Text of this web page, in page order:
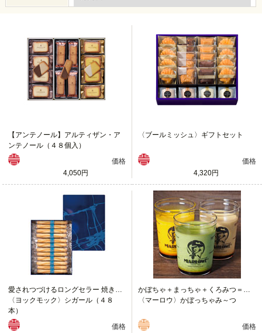
【アンテノール】アルティザン・ア
ンテノール（４８個入）
価格
4,050円
〈ブールミッシュ〉ギフトセット
価格
4,320円
愛されつづけるロングセラー 焼き菓子 シガール
〈ヨックモック〉シガール（４８
本）
価格
かぼちゃ＋まっちゃ＋くろみつ＝かぼっちゃみ～つ(MEETS)
〈マーロウ〉かぼっちゃみ～つ
価格